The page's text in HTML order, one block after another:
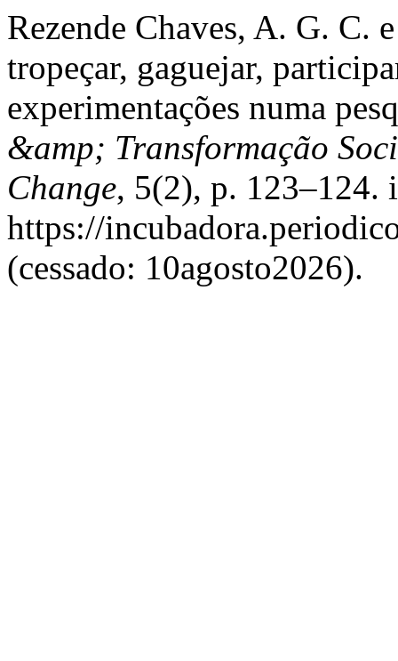
Rezende Chaves, A. G. C.
tropeçar, gaguejar,
experimentações numa
&amp; Transformação
Change, 5(2), p. 123–124.
https://
(cessado: 10agosto2026).